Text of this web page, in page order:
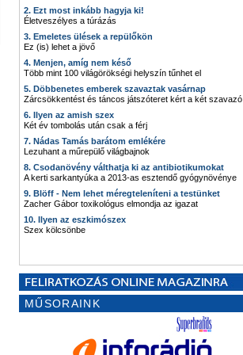
2. Ezt most inkább hagyja ki!
Életveszélyes a túrázás
3. Emeletes ülések a repülőkön
Ez (is) lehet a jövő
4. Menjen, amíg nem késő
Több mint 100 világörökségi helyszín tűnhet el
5. Döbbenetes emberek szavaztak vasárnap
Zárcsökkentést és táncos játszóteret kért a két szavazó
6. Ilyen az amish szex
Két év tombolás után csak a férj
7. Nádas Tamás barátom emlékére
Lezuhant a műrepülő világbajnok
8. Csodanövény válthatja ki az antibiotikumokat
A kerti sarkantyúka a 2013-as esztendő gyógynövénye
9. Blöff - Nem lehet méregteleníteni a testünket
Zacher Gábor toxikológus elmondja az igazat
10. Ilyen az eszkimószex
Szex kölcsönbe
MŰSORAINK